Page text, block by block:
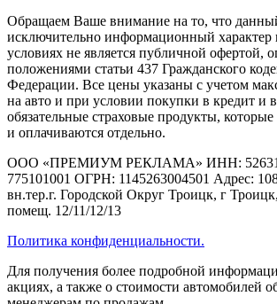
Обращаем Ваше внимание на то, что
исключительно информационный характер
условиях не является публичной офертой,
положениями статьи 437 Гражданского
Федерации. Все цены указаны с учетом
на авто и при условии покупки в кредит и
обязательные страховые продукты,
и оплачиваются отдельно.
ООО «ПРЕМИУМ РЕКЛАМА» ИНН:
775101001 ОГРН: 1145263004501 Адрес:
вн.тер.г. Городской Округ Троицк, г
помещ. 12/11/12/13
Политика конфиденциальности.
Для получения более подробной
акциях, а также о стоимости автомобилей